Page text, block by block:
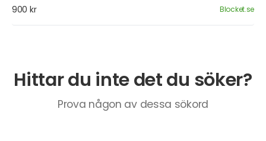
900 kr Blocket.se
Hittar du inte det du söker?
Prova någon av dessa sökord